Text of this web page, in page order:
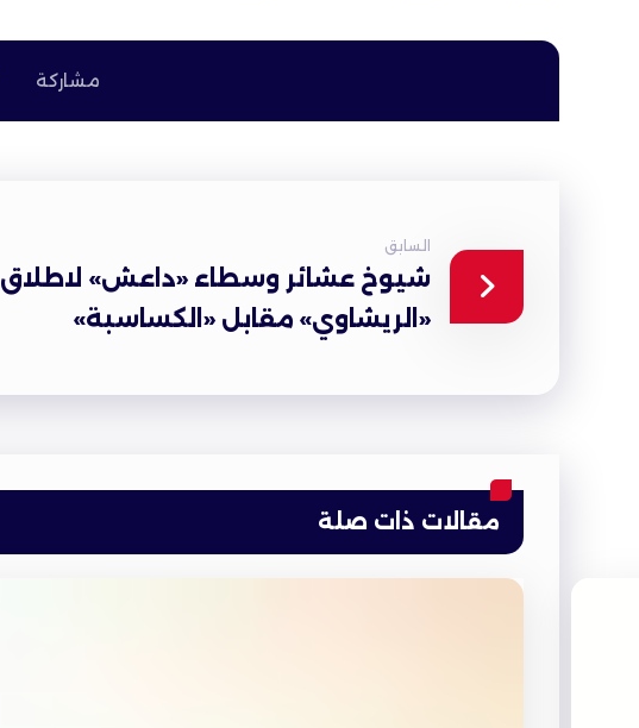
السابق
شيوخ عشائر وسطاء «داعش» لاطلاق
«الريشاوي» مقابل «الكساسبة»
مقالات ذات صلة